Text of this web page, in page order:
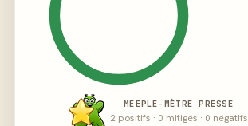
MEEPLE-MÈTRE PRESSE
2 positifs · 0 mitigés · 0 négatifs